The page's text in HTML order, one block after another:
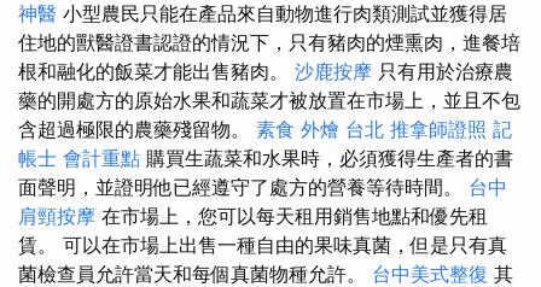
神醫 小型農民只能在產品來自動物進行肉類測試並獲得居
住地的獸醫證書認證的情況下，只有豬肉的煙熏肉，進餐培
根和融化的飯菜才能出售豬肉。 沙鹿按摩 只有用於治療農
藥的開處方的原始水果和蔬菜才被放置在市場上，並且不包
含超過極限的農藥殘留物。 素食 外燴 台北 推拿師證照 記
帳士 會計重點 購買生蔬菜和水果時，必須獲得生產者的書
面聲明，並證明他已經遵守了處方的營養等待時間。 台中
肩頸按摩 在市場上，您可以每天租用銷售地點和優先租
賃。 可以在市場上出售一種自由的果味真菌，但是只有真
菌檢查員允許當天和每個真菌物種允許。 台中美式整復 其